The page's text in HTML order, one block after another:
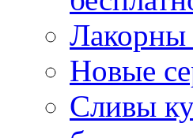
Лакорны
Новые
Сливы